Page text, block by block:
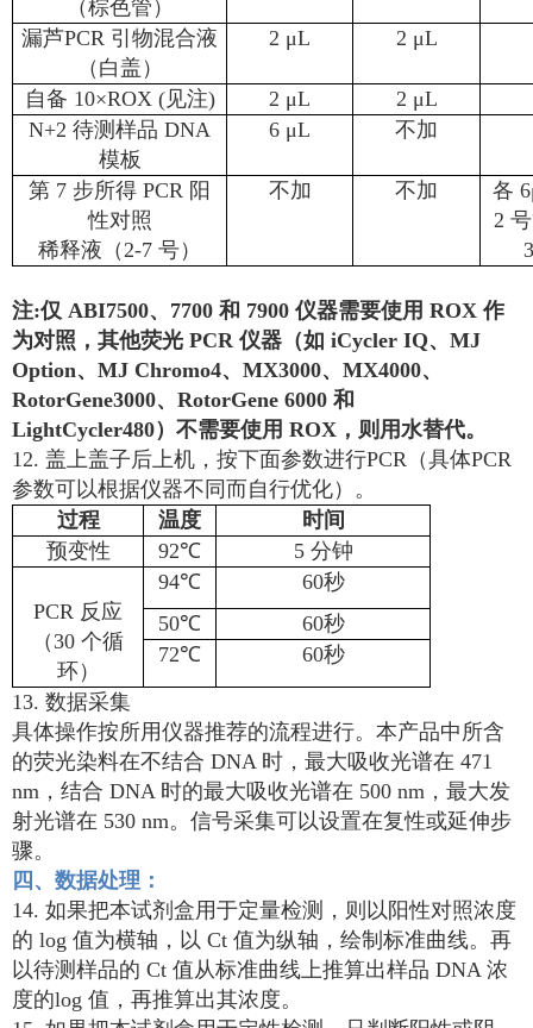
（棕色管）
漏芦PCR 引物混合液
（白盖）
2 μL 2 μL
自备 10×ROX (见注) 2 μL
2 μL
N+2 待测样品 DNA
模板
6 μL 不加
第 7 步所得 PCR 阳
性对照
稀释液（2-7 号）
不加 不加
各
2
注:仅 ABI7500、7700 和 7900 仪器需要使用 ROX 作
为对照，其他荧光 PCR 仪器（如 iCycler IQ、MJ
Option、MJ Chromo4、MX3000、MX4000、
RotorGene3000、RotorGene 6000 和
LightCycler480）不需要使用 ROX，则用水替代。
12. 盖上盖子后上机，按下面参数进行PCR（具体PCR
参数可以根据仪器不同而自行优化）。
过程
温度
时间
预变性
92℃ 5 分钟
PCR 反应
（30 个循
环）
94℃
60秒
50℃
60秒
72℃
60秒
13. 数据采集
具体操作按所用仪器推荐的流程进行。本产品中所含
的荧光染料在不结合 DNA 时，最大吸收光谱在 471
nm，结合 DNA 时的最大吸收光谱在 500 nm，最大发
射光谱在 530 nm。信号采集可以设置在复性或延伸步
骤。
四、数据处理：
14. 如果把本试剂盒用于定量检测，则以阳性对照浓度
的 log 值为横轴，以 Ct 值为纵轴，绘制标准曲线。再
以待测样品的 Ct 值从标准曲线上推算出样品 DNA 浓
度的log 值，再推算出其浓度。